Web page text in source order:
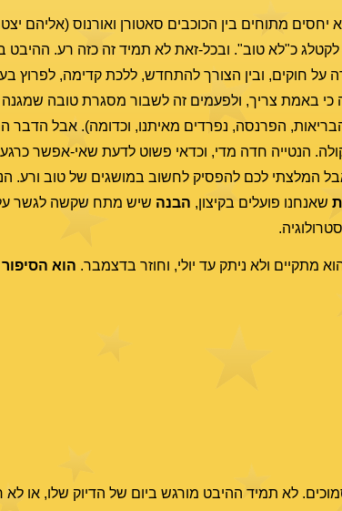
מתוחים בין הכוכבים סאטורן ואורנוס (אליהם
כ"לא טוב". ובכל-זאת לא תמיד זה כזה רע. ההיבט
על חוקים, ובין הצורך להתחדש, ללכת קדימה, לפרוץ
באמת צריך, ולפעמים זה לשבור מסגרת טובה שמגנה
הפרנסה, נפרדים מאיתנו, וכדומה). אבל הדבר
הנטייה חדה מדי, וכדאי פשוט לדעת שאי-אפשר
המלצתי לכם להפסיק לחשוב במושגים של טוב ורע.
שאנחנו פועלים בקיצון, הבנה שיש מתח שקשה לגשר
מתקיים ולא ניתק עד יולי, וחוזר בדצמבר. הוא הסיפור של
לא תמיד ההיבט מורגש ביום של הדיוק שלו, או לא